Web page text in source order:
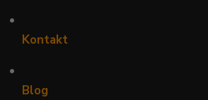
•
Kontakt
•
Blog